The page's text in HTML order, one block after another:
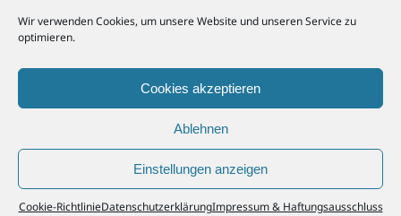
Wir verwenden Cookies, um unsere Website und unseren Service zu
optimieren.
Cookies akzeptieren
Ablehnen
Einstellungen anzeigen
Cookie-RichtlinieDatenschutzerklärungImpressum & Haftungsausschluss
© 2026Steuerberater Kempf, Köln - Steuerberatung Poll, Porz, Deutz, Mülheim,